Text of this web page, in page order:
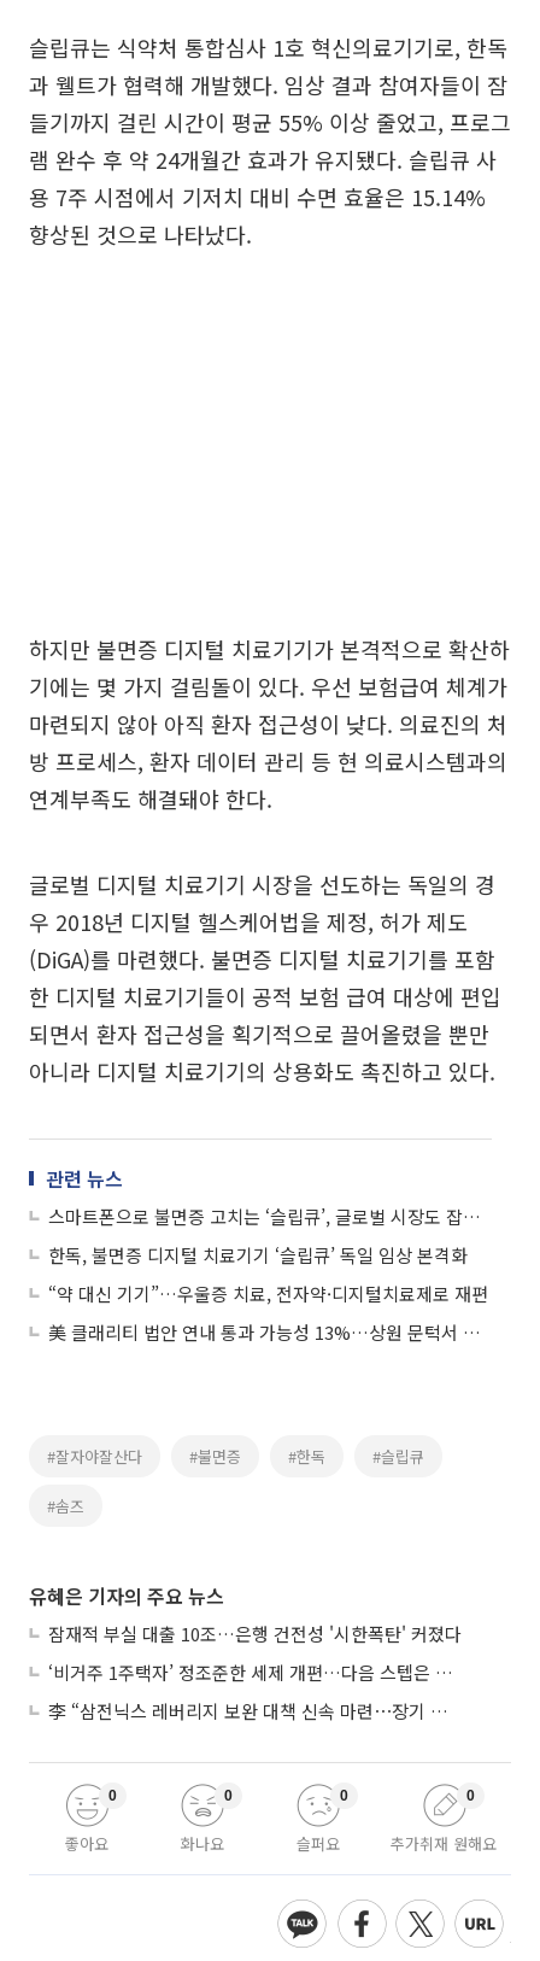
슬립큐는 식약처 통합심사 1호 혁신의료기기로, 한독
과 웰트가 협력해 개발했다. 임상 결과 참여자들이 잠
들기까지 걸린 시간이 평균 55% 이상 줄었고, 프로그
램 완수 후 약 24개월간 효과가 유지됐다. 슬립큐 사
용 7주 시점에서 기저치 대비 수면 효율은 15.14%
향상된 것으로 나타났다.
하지만 불면증 디지털 치료기기가 본격적으로 확산하
기에는 몇 가지 걸림돌이 있다. 우선 보험급여 체계가
마련되지 않아 아직 환자 접근성이 낮다. 의료진의 처
방 프로세스, 환자 데이터 관리 등 현 의료시스템과의
연계부족도 해결돼야 한다.
글로벌 디지털 치료기기 시장을 선도하는 독일의 경
우 2018년 디지털 헬스케어법을 제정, 허가 제도
(DiGA)를 마련했다. 불면증 디지털 치료기기를 포함
한 디지털 치료기기들이 공적 보험 급여 대상에 편입
되면서 환자 접근성을 획기적으로 끌어올렸을 뿐만
아니라 디지털 치료기기의 상용화도 촉진하고 있다.
관련 뉴스
스마트폰으로 불면증 고치는 ‘슬립큐’, 글로벌 시장도 잡는다
한독, 불면증 디지털 치료기기 ‘슬립큐’ 독일 임상 본격화
“약 대신 기기”…우울증 치료, 전자약·디지털치료제로 재편
美 클래리티 법안 연내 통과 가능성 13%…상원 문턱서 제동
#잘자야잘산다 #불면증 #한독 #슬립큐
#솜즈
유혜은 기자의 주요 뉴스
잠재적 부실 대출 10조…은행 건전성 '시한폭탄' 커졌다
‘비거주 1주택자’ 정조준한 세제 개편…다음 스텝은 금융 대책
李 “삼전닉스 레버리지 보완 대책 신속 마련⋯장기 채무 과감히 탕감”
좋아요
0
화나요
0
슬퍼요
0
추가취재 원해요
0